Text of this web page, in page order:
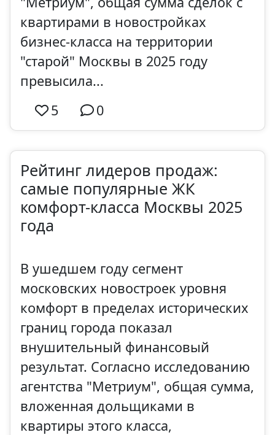
квартирами в новостройках
бизнес-класса на территории
"старой" Москвы в 2025 году
превысила...
5
0
Рейтинг лидеров продаж:
самые популярные ЖК
комфорт-класса Москвы 2025
года
В ушедшем году сегмент
московских новостроек уровня
комфорт в пределах исторических
границ города показал
внушительный финансовый
результат. Согласно исследованию
агентства "Метриум", общая сумма,
вложенная дольщиками в
квартиры этого класса,